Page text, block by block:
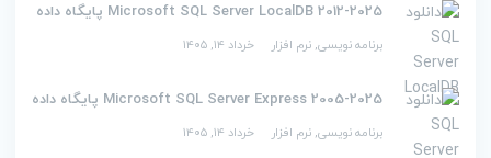
2012-2025 Microsoft SQL Server LocalDB پایگاه داده
برنامه نویسی, نرم افزار خرداد ۱۴, ۱۴۰۵
2005-2025 Microsoft SQL Server Express پایگاه داده
برنامه نویسی, نرم افزار خرداد ۱۴, ۱۴۰۵